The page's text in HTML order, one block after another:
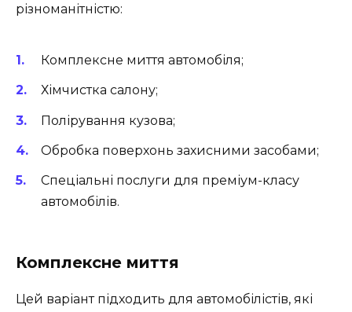
різноманітністю:
Комплексне миття автомобіля;
Хімчистка салону;
Полірування кузова;
Обробка поверхонь захисними засобами;
Спеціальні послуги для преміум-класу
автомобілів.
Комплексне миття
Цей варіант підходить для автомобілістів, які